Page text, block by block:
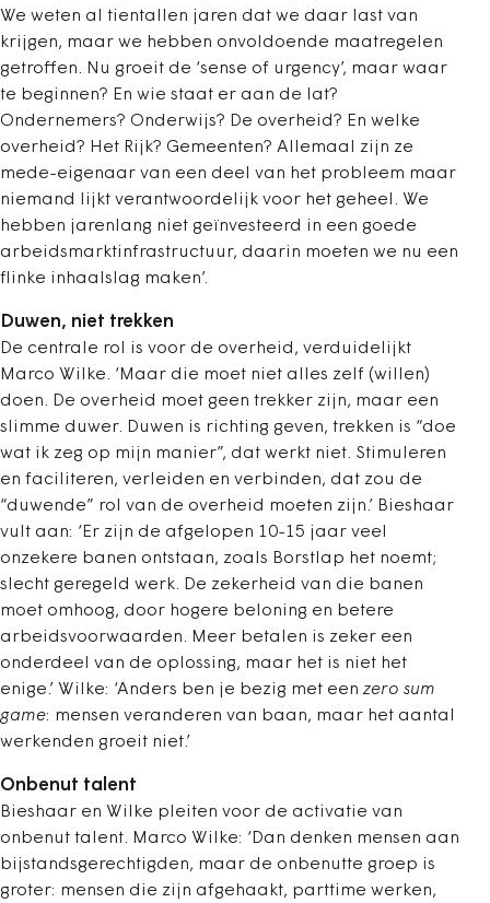
We weten al tientallen jaren dat we daar last van
krijgen, maar we hebben onvoldoende maatregelen
getroffen. Nu groeit de ‘sense of urgency’, maar waar
te beginnen? En wie staat er aan de lat?
Ondernemers? Onderwijs? De overheid? En welke
overheid? Het Rijk? Gemeenten? Allemaal zijn ze
mede-eigenaar van een deel van het probleem maar
niemand lijkt verantwoordelijk voor het geheel. We
hebben jarenlang niet geïnvesteerd in een goede
arbeidsmarktinfrastructuur, daarin moeten we nu een
flinke inhaalslag maken’.
Duwen, niet trekken
De centrale rol is voor de overheid, verduidelijkt
Marco Wilke. ‘Maar die moet niet alles zelf (willen)
doen. De overheid moet geen trekker zijn, maar een
slimme duwer. Duwen is richting geven, trekken is “doe
wat ik zeg op mijn manier”, dat werkt niet. Stimuleren
en faciliteren, verleiden en verbinden, dat zou de
“duwende” rol van de overheid moeten zijn.’ Bieshaar
vult aan: ‘Er zijn de afgelopen 10-15 jaar veel
onzekere banen ontstaan, zoals Borstlap het noemt;
slecht geregeld werk. De zekerheid van die banen
moet omhoog, door hogere beloning en betere
arbeidsvoorwaarden. Meer betalen is zeker een
onderdeel van de oplossing, maar het is niet het
enige.’ Wilke: ‘Anders ben je bezig met een zero sum
game: mensen veranderen van baan, maar het aantal
werkenden groeit niet.’
Onbenut talent
Bieshaar en Wilke pleiten voor de activatie van
onbenut talent. Marco Wilke: ‘Dan denken mensen aan
bijstandsgerechtigden, maar de onbenutte groep is
groter: mensen die zijn afgehaakt, parttime werken,